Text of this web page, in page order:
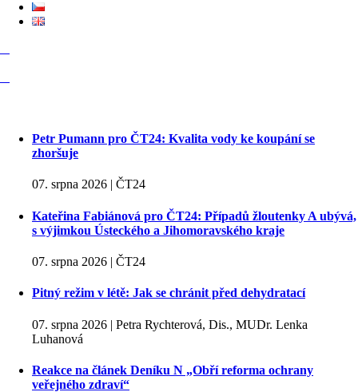
Petr Pumann pro ČT24: Kvalita vody ke koupání se
zhoršuje
07. srpna 2026 | ČT24
Kateřina Fabiánová pro ČT24: Případů žloutenky A ubývá,
s výjimkou Ústeckého a Jihomoravského kraje
07. srpna 2026 | ČT24
Pitný režim v létě: Jak se chránit před dehydratací
07. srpna 2026 | Petra Rychterová, Dis., MUDr. Lenka
Luhanová
Reakce na článek Deníku N „Obří reforma ochrany
veřejného zdraví“